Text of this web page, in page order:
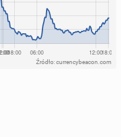
Źródło: currencybeacon.com